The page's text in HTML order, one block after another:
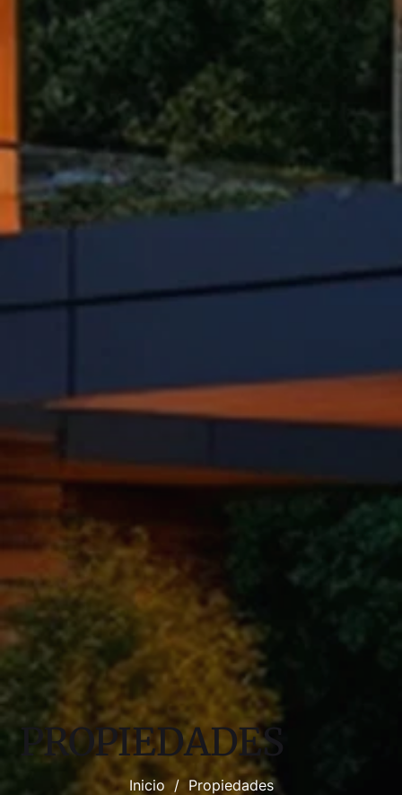
PROPIEDADES
Inicio / Propiedades